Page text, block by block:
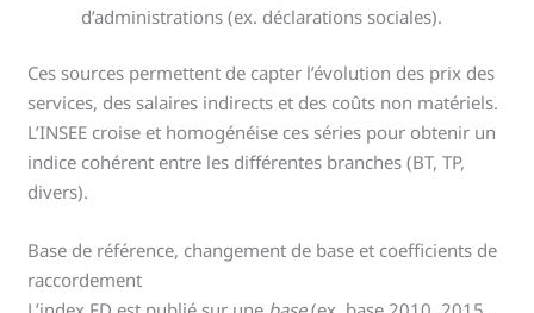
d’administrations (ex. déclarations sociales).
Ces sources permettent de capter l’évolution des prix des
services, des salaires indirects et des coûts non matériels.
L’INSEE croise et homogénéise ces séries pour obtenir un
indice cohérent entre les différentes branches (BT, TP,
divers).
Base de référence, changement de base et coefficients de
raccordement